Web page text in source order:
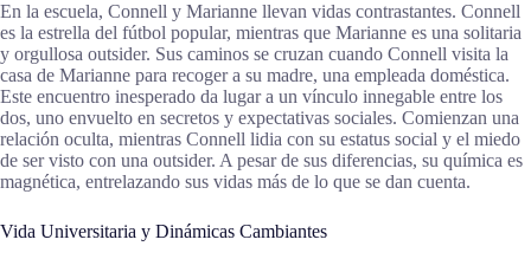
En la escuela, Connell y Marianne llevan vidas contrastantes. Connell
es la estrella del fútbol popular, mientras que Marianne es una solitaria
y orgullosa outsider. Sus caminos se cruzan cuando Connell visita la
casa de Marianne para recoger a su madre, una empleada doméstica.
Este encuentro inesperado da lugar a un vínculo innegable entre los
dos, uno envuelto en secretos y expectativas sociales. Comienzan una
relación oculta, mientras Connell lidia con su estatus social y el miedo
de ser visto con una outsider. A pesar de sus diferencias, su química es
magnética, entrelazando sus vidas más de lo que se dan cuenta.
Vida Universitaria y Dinámicas Cambiantes